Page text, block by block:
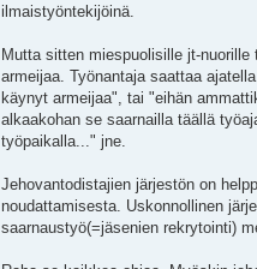
ilmaistyöntekijöinä.
Mutta sitten miespuolisille jt-
armeijaa. Työnantaja saattaa
käynyt armeijaa", tai "eihän
alkaakohan se saarnailla täällä
työpaikalla..." jne.
Jehovantodistajien järjestön on
noudattamisesta. Uskonnollinen
saarnaustyö(=jäsenien rekrytointi)